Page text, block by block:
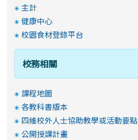
主計
健康中心
校園食材登錄平台
校務相關
課程地圖
各教科書版本
四維校外人士協助教學或活動要點
公開授課計畫